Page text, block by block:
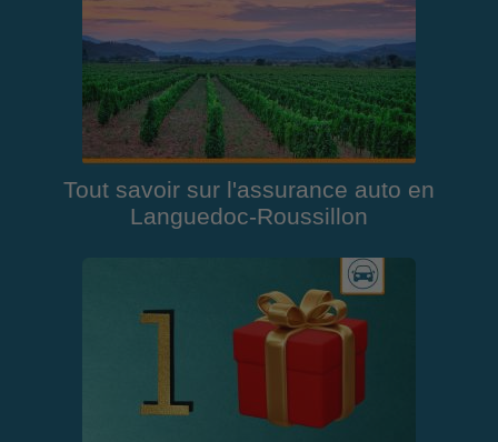
Tout savoir sur l'assurance auto en
Languedoc-Roussillon